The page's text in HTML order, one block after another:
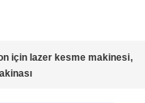
için lazer kesme makinesi,